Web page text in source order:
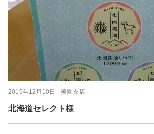
2019年12月10日 - 美園支店
北海道セレクト様